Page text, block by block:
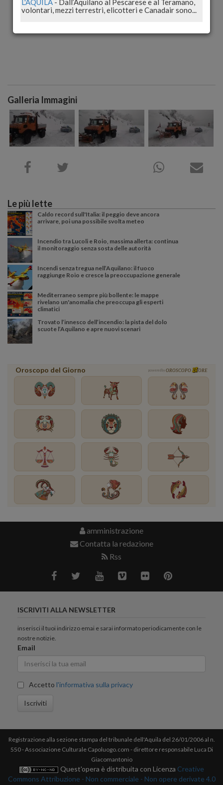
Galleria Immagini
Le più lette
Caldo record sull'Italia: il peggio deve ancora
arrivare, poi una possibile svolta meteo
Incendio tra Lucoli e Roio, massima allerta: continua
il monitoraggio senza sosta delle autorità
Incendi senza tregua nell’Aquilano: il fuoco
raggiunge Roio e cresce la preoccupazione generale
Mediterraneo sempre più bollente: le mappe
rivelano un'anomalia che preoccupa gli esperti
climatici
Trovato l’innesco dell’incendio: la pista del dolo
scuote l’Aquilano e apre nuovi scenari
Oroscopo del Giorno powered by OROSCOPO ORE
amministrazione
Contatta la redazione
Rss
ISCRIVITI ALLA NEWSLETTER
inserisci il tuoi indirizzo emai e sarai informato periodicamente con le
nostre notizie.
Email
Accetto l'informativa sulla privacy
Iscriviti
Registrazione alla sezione stampa del tribunale dell'Aquila del 26/01/2006 al n.
550 - Associazione Culturale Capoluogo.com - direttore responsabile Luca Di
Giacomantonio
Quest'opera è distribuita con Licenza Creative
Commons Attribuzione - Non commerciale - Non opere derivate 4.0
L'AQUILA - Dall’Aquilano al Pescarese e al Teramano,
volontari, mezzi terrestri, elicotteri e Canadair sono...